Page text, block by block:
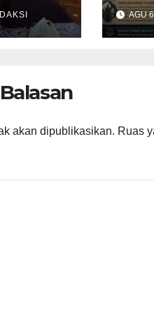
Kabid
AGU
akan dipublikasikan. Ruas